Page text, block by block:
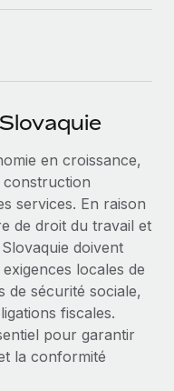
à Remote grâce à
sur les RH à
des
grandes entreprises
la tech
de partenariat
assistées par
talents
en croissance,
construction
services. En raison
de droit du travail et
doivent
locales de
de sécurité sociale,
fiscales.
pour garantir
la conformité